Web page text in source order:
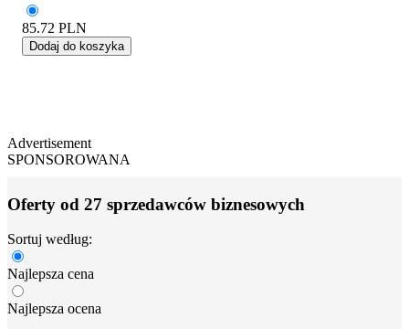
85.72 PLN
Dodaj do koszyka
Advertisement
SPONSOROWANA
Oferty od 27 sprzedawców biznesowych
Sortuj według:
Najlepsza cena
Najlepsza ocena